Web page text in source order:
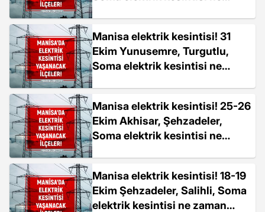
Manisa elektrik kesintisi! 31
Ekim Yunusemre, Turgutlu,
Soma elektrik kesintisi ne
Manisa elektrik kesintisi! 25-26
Ekim Akhisar, Şehzadeler,
Soma elektrik kesintisi ne
Manisa elektrik kesintisi! 18-19
Ekim Şehzadeler, Salihli, Soma
elektrik kesintisi ne zaman